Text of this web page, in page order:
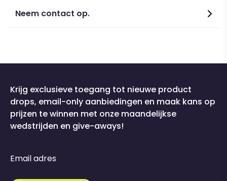
Neem contact op.
Krijg exclusieve toegang tot nieuwe product
drops, email-only aanbiedingen en maak kans op
prijzen te winnen met onze maandelijkse
wedstrijden en give-aways!
Email adres